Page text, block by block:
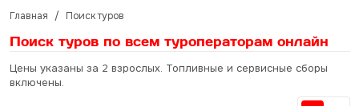
Главная / Поиск туров
Поиск туров по всем туроператорам онлайн
Цены указаны за 2 взрослых. Топливные и сервисные сборы
включены.